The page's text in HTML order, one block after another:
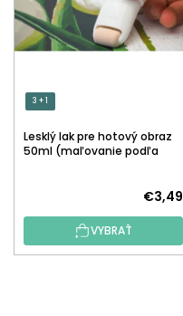
3 + 1
Lesklý lak pre hotový obraz
50ml (maľovanie podľa
€3,49
VYBRAŤ